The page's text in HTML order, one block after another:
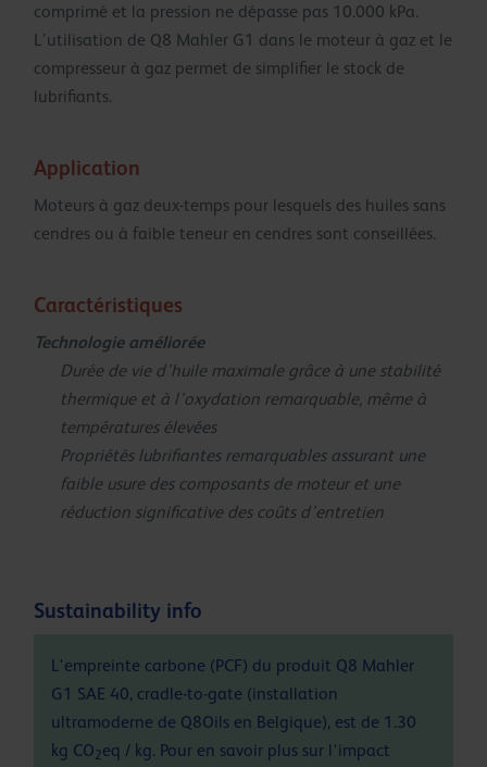
comprimé et la pression ne dépasse pas 10.000 kPa.
L’utilisation de Q8 Mahler G1 dans le moteur à gaz et le
compresseur à gaz permet de simplifier le stock de
lubrifiants.
Application
Moteurs à gaz deux-temps pour lesquels des huiles sans
cendres ou à faible teneur en cendres sont conseillées.
Caractéristiques
Technologie améliorée
Durée de vie d’huile maximale grâce à une stabilité
thermique et à l’oxydation remarquable, même à
températures élevées
Propriétés lubrifiantes remarquables assurant une
faible usure des composants de moteur et une
réduction significative des coûts d’entretien
Sustainability info
L'empreinte carbone (PCF) du produit Q8 Mahler
G1 SAE 40, cradle-to-gate (installation
ultramoderne de Q8Oils en Belgique), est de 1.30
kg CO2eq / kg. Pour en savoir plus sur l'impact